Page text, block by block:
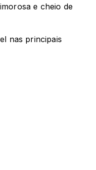
e cheio de
nas principais